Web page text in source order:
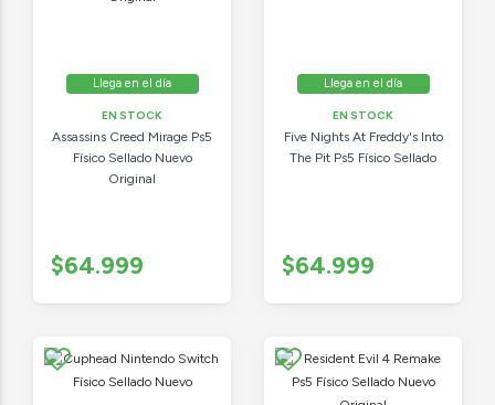
Llega en el día
EN STOCK
Assassins Creed Mirage Ps5
Físico Sellado Nuevo
Original
$64.999
Llega en el día
EN STOCK
Five Nights At Freddy's Into
The Pit Ps5 Físico Sellado
$64.999